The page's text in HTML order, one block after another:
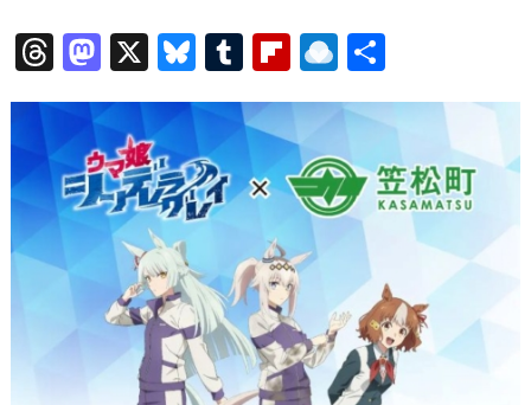
T
hr
e
a
d
s
M
a
st
o
d
o
n
X
Bl
u
e
s
k
T
u
m
bl
r
Fl
ip
b
o
ar
d
R
ai
n
dr
o
p.
io
有